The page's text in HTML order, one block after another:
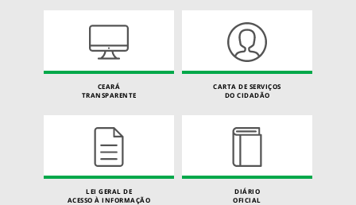
CEARÁ
TRANSPARENTE
CARTA DE SERVIÇOS
DO CIDADÃO
LEI GERAL DE
ACESSO À INFORMAÇÃO
DIÁRIO
OFICIAL